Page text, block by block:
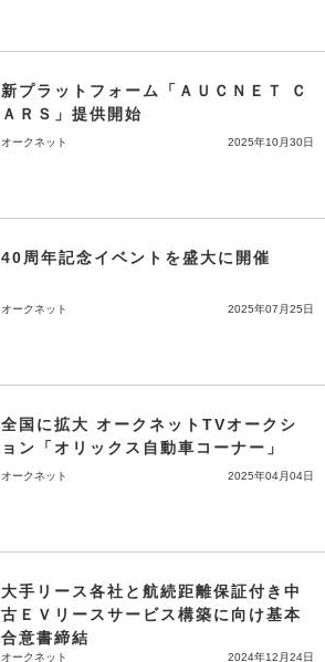
新プラットフォーム「ＡＵＣＮＥＴ Ｃ
ＡＲＳ」提供開始
オークネット 2025年10月30日
40周年記念イベントを盛大に開催
オークネット 2025年07月25日
全国に拡大 オークネットTVオークシ
ョン「オリックス自動車コーナー」
オークネット 2025年04月04日
大手リース各社と航続距離保証付き中
古ＥＶリースサービス構築に向け基本
合意書締結
オークネット 2024年12月24日